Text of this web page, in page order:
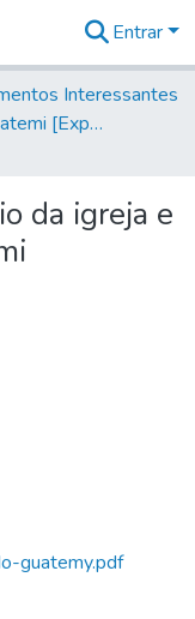
Entrar
Interessantes
Volume 08 - Iguatemi [Expedições para proteção e sustento]
da igreja e
guatemy.pdf